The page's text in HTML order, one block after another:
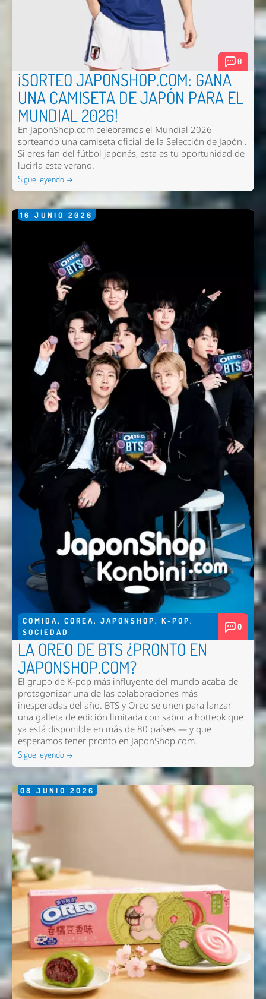
0
¡SORTEO JAPONSHOP.COM: GANA
UNA CAMISETA DE JAPÓN PARA EL
MUNDIAL 2026!
En JaponShop.com celebramos el Mundial 2026
sorteando una camiseta oficial de la Selección de Japón .
Si eres fan del fútbol japonés, esta es tu oportunidad de
lucirla este verano.
Sigue leyendo →
16 JUNIO 2026
COMIDA, COREA, JAPONSHOP, K-POP,
SOCIEDAD
0
LA OREO DE BTS ¿PRONTO EN
JAPONSHOP.COM?
El grupo de K-pop más influyente del mundo acaba de
protagonizar una de las colaboraciones más
inesperadas del año. BTS y Oreo se unen para lanzar
una galleta de edición limitada con sabor a hotteok que
ya está disponible en más de 80 países — y que
esperamos tener pronto en JaponShop.com.
Sigue leyendo →
08 JUNIO 2026
Nombre *
Email *
Comentario *